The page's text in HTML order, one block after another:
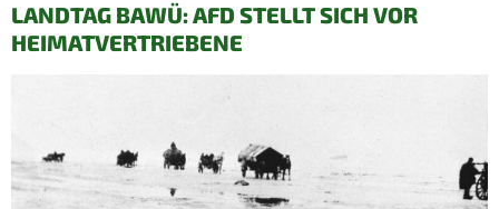
LANDTAG BAWÜ: AFD STELLT SICH VOR
HEIMATVERTRIEBENE